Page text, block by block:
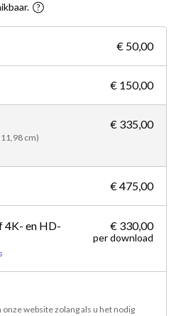
€ 50,00
€ 150,00
cm)
€ 335,00
€ 475,00
4K- en HD-
€ 330,00
per download
website zolang als u het nodig